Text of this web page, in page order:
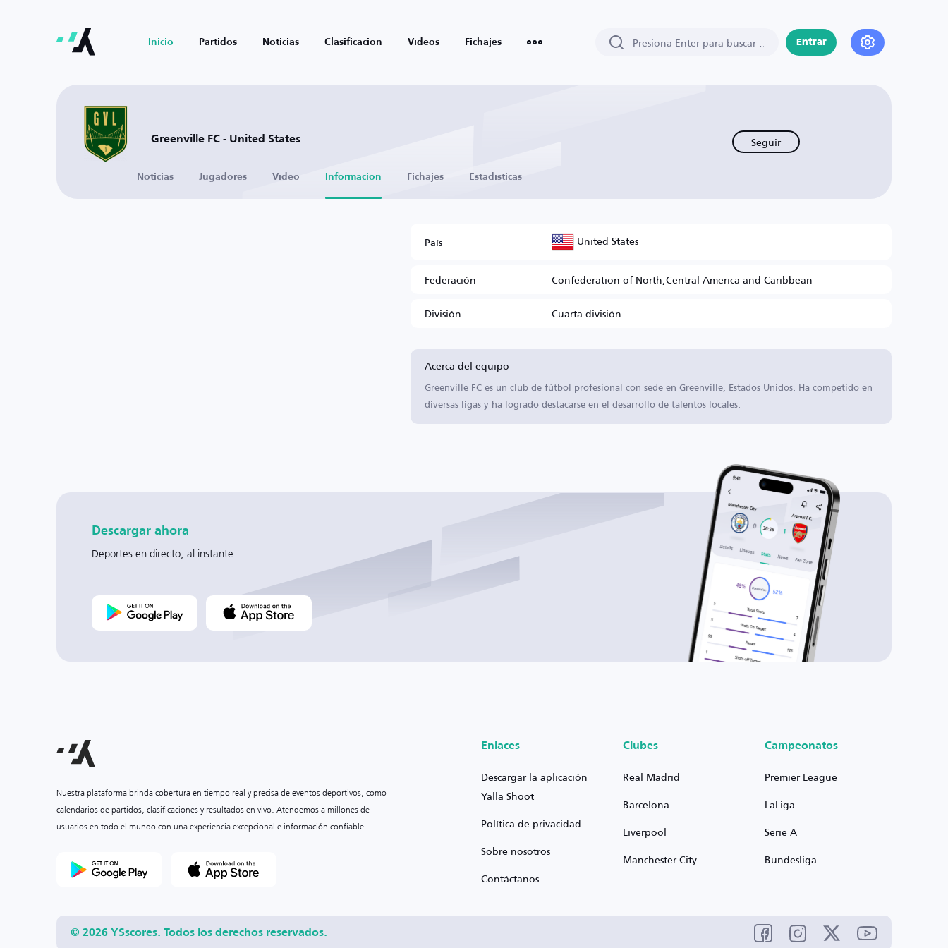
Inicio Partidos Noticias Clasificación Vídeos Fichajes Entrar
Greenville FC - United States Seguir
Noticias Jugadores Vídeo Información Fichajes Estadísticas
País United States
Federación
Confederation of North,Central America and Caribbean
División
Cuarta división
Acerca del equipo
Greenville FC es un club de fútbol profesional con sede en Greenville, Estados Unidos. Ha competido en
diversas ligas y ha logrado destacarse en el desarrollo de talentos locales.
Descargar ahora
Deportes en directo, al instante
Nuestra plataforma brinda cobertura en tiempo real y precisa de eventos deportivos, como
calendarios de partidos, clasificaciones y resultados en vivo. Atendemos a millones de
usuarios en todo el mundo con una experiencia excepcional e información confiable.
Enlaces
Descargar la aplicación
Yalla Shoot
Política de privacidad
Sobre nosotros
Contáctanos
Clubes
Real Madrid
Barcelona
Liverpool
Manchester City
Campeonatos
Premier League
LaLiga
Serie A
Bundesliga
© 2026 YSscores. Todos los derechos reservados.